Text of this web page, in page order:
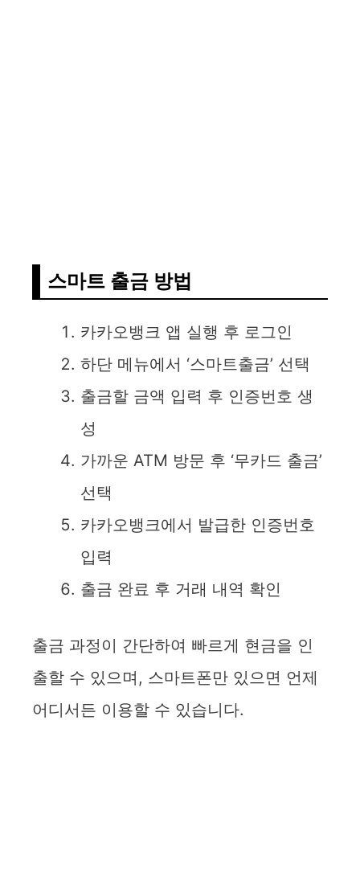
스마트 출금 방법
카카오뱅크 앱 실행 후 로그인
하단 메뉴에서 ‘스마트출금’ 선택
출금할 금액 입력 후 인증번호 생
성
가까운 ATM 방문 후 ‘무카드 출금’
선택
카카오뱅크에서 발급한 인증번호
입력
출금 완료 후 거래 내역 확인
출금 과정이 간단하여 빠르게 현금을 인
출할 수 있으며, 스마트폰만 있으면 언제
어디서든 이용할 수 있습니다.